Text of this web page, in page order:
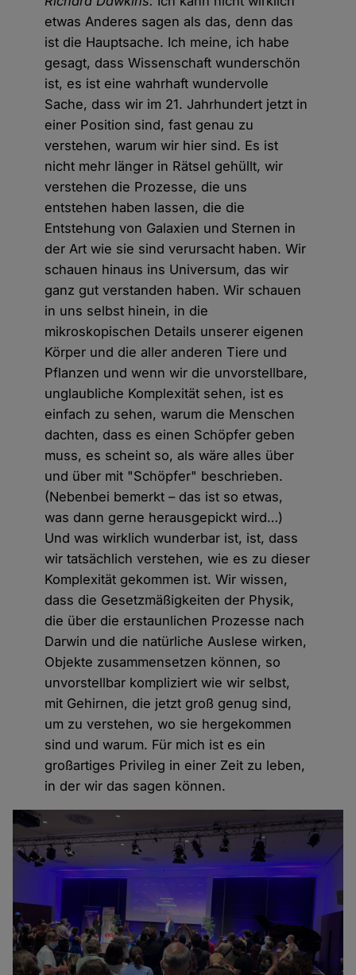
etwas Anderes sagen als das, denn das
ist die Hauptsache. Ich meine, ich habe
gesagt, dass Wissenschaft wunderschön
ist, es ist eine wahrhaft wundervolle
Sache, dass wir im 21. Jahrhundert jetzt in
einer Position sind, fast genau zu
verstehen, warum wir hier sind. Es ist
nicht mehr länger in Rätsel gehüllt, wir
verstehen die Prozesse, die uns
entstehen haben lassen, die die
Entstehung von Galaxien und Sternen in
der Art wie sie sind verursacht haben. Wir
schauen hinaus ins Universum, das wir
ganz gut verstanden haben. Wir schauen
in uns selbst hinein, in die
mikroskopischen Details unserer eigenen
Körper und die aller anderen Tiere und
Pflanzen und wenn wir die unvorstellbare,
unglaubliche Komplexität sehen, ist es
einfach zu sehen, warum die Menschen
dachten, dass es einen Schöpfer geben
muss, es scheint so, als wäre alles über
und über mit "Schöpfer" beschrieben.
(Nebenbei bemerkt – das ist so etwas,
was dann gerne herausgepickt wird…)
Und was wirklich wunderbar ist, ist, dass
wir tatsächlich verstehen, wie es zu dieser
Komplexität gekommen ist. Wir wissen,
dass die Gesetzmäßigkeiten der Physik,
die über die erstaunlichen Prozesse nach
Darwin und die natürliche Auslese wirken,
Objekte zusammensetzen können, so
unvorstellbar kompliziert wie wir selbst,
mit Gehirnen, die jetzt groß genug sind,
um zu verstehen, wo sie hergekommen
sind und warum. Für mich ist es ein
großartiges Privileg in einer Zeit zu leben,
in der wir das sagen können.